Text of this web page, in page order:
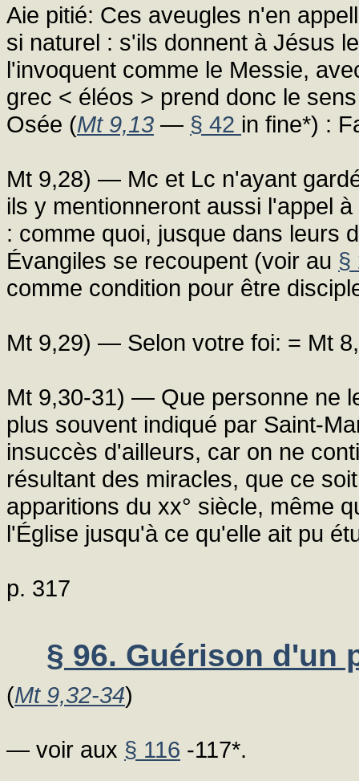
Aie pitié: Ces aveugles n'en
si naturel : s'ils donnent à Jésus
l'invoquent comme le Messie,
grec < éléos > prend donc le
Osée (Mt 9,13 — § 42 in fine*) :
Mt 9,28) — Mc et Lc n'ayant
ils y mentionneront aussi l'appel
: comme quoi, jusque dans leurs
Évangiles se recoupent (voir au §
comme condition pour être
Mt 9,29) — Selon votre foi: = Mt
Mt 9,30-31) — Que personne ne
plus souvent indiqué par Saint-
insuccès d'ailleurs, car on ne
résultant des miracles, que ce
apparitions du xx° siècle, même
l'Église jusqu'à ce qu'elle ait pu
p. 317
§ 96. Guérison d'un
(Mt 9,32-34)
— voir aux § 116 -117*.